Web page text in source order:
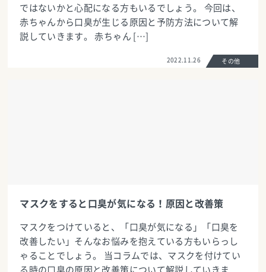
ではないかと心配になる方もいるでしょう。 今回は、
赤ちゃんから口臭が生じる原因と予防方法について解
説していきます。 赤ちゃん […]
2022.11.26 その他
マスクをすると口臭が気になる！原因と改善策
マスクをつけていると、「口臭が気になる」「口臭を
改善したい」そんなお悩みを抱えている方もいらっし
ゃることでしょう。 当コラムでは、マスクを付けてい
る時の口臭の原因と改善策について解説していきま